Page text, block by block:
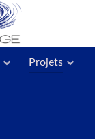
Projets